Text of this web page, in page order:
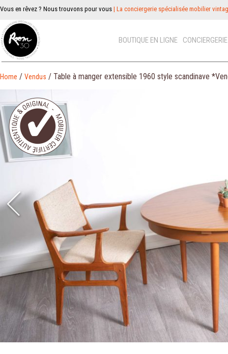
Vous en rêvez ? Nous trouvons pour vous | La conciergerie spécialisée mobilier
BOUTIQUE EN LIGNE
Home / Vendus / Table à manger extensible 1960 style scandinave